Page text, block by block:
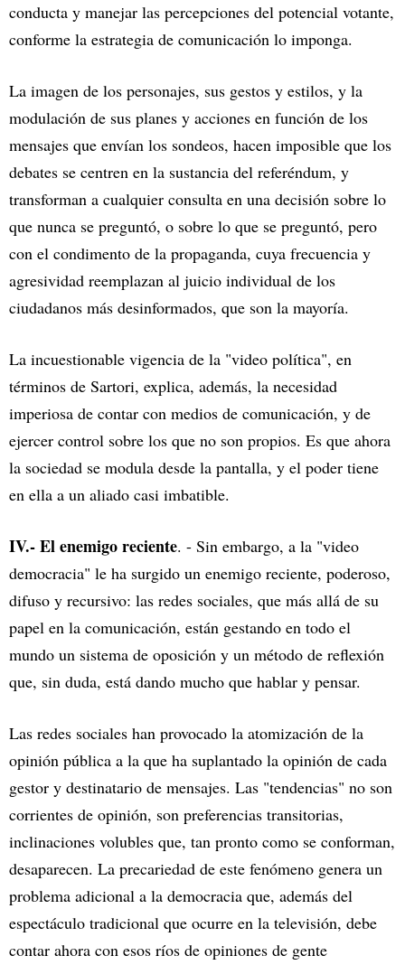
conducta y manejar las percepciones del potencial votante,
conforme la estrategia de comunicación lo imponga.
La imagen de los personajes, sus gestos y estilos, y la
modulación de sus planes y acciones en función de los
mensajes que envían los sondeos, hacen imposible que los
debates se centren en la sustancia del referéndum, y
transforman a cualquier consulta en una decisión sobre lo
que nunca se preguntó, o sobre lo que se preguntó, pero
con el condimento de la propaganda, cuya frecuencia y
agresividad reemplazan al juicio individual de los
ciudadanos más desinformados, que son la mayoría.
La incuestionable vigencia de la "video política", en
términos de Sartori, explica, además, la necesidad
imperiosa de contar con medios de comunicación, y de
ejercer control sobre los que no son propios. Es que ahora
la sociedad se modula desde la pantalla, y el poder tiene
en ella a un aliado casi imbatible.
IV.- El enemigo reciente. - Sin embargo, a la "video
democracia" le ha surgido un enemigo reciente, poderoso,
difuso y recursivo: las redes sociales, que más allá de su
papel en la comunicación, están gestando en todo el
mundo un sistema de oposición y un método de reflexión
que, sin duda, está dando mucho que hablar y pensar.
Las redes sociales han provocado la atomización de la
opinión pública a la que ha suplantado la opinión de cada
gestor y destinatario de mensajes. Las "tendencias" no son
corrientes de opinión, son preferencias transitorias,
inclinaciones volubles que, tan pronto como se conforman,
desaparecen. La precariedad de este fenómeno genera un
problema adicional a la democracia que, además del
espectáculo tradicional que ocurre en la televisión, debe
contar ahora con esos ríos de opiniones de gente